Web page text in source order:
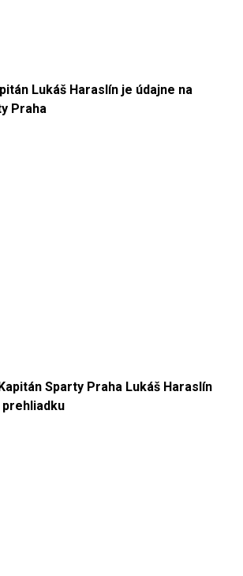
Lukáš Haraslín je údajne na
Praha
Sparty Praha Lukáš Haraslín